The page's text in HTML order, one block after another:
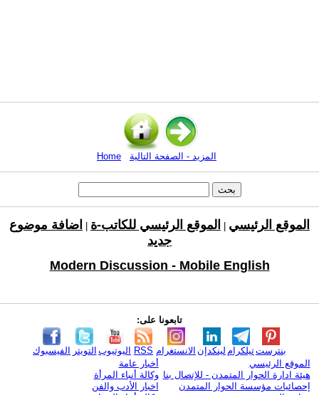
Home المزيد - الصفحة التالية
الموقع الرئيسي الموقع الرئيسي للكاتب-ة
اضافة موضوع
جديد
Modern Discussion - Mobile English
تابعونا على:
الفيسبوك التويتر اليوتيوب RSS الانستغرام لينكدإن تيلكرامبنترست
الموقع الرئيسي
هيئة ادارة الحوار المتمدن - للإتصال بنا
إحصائيات مؤسسة الحوار المتمدن
أخبار عامة
وكالة أنباء المرأة
اخبار الأدب والفن